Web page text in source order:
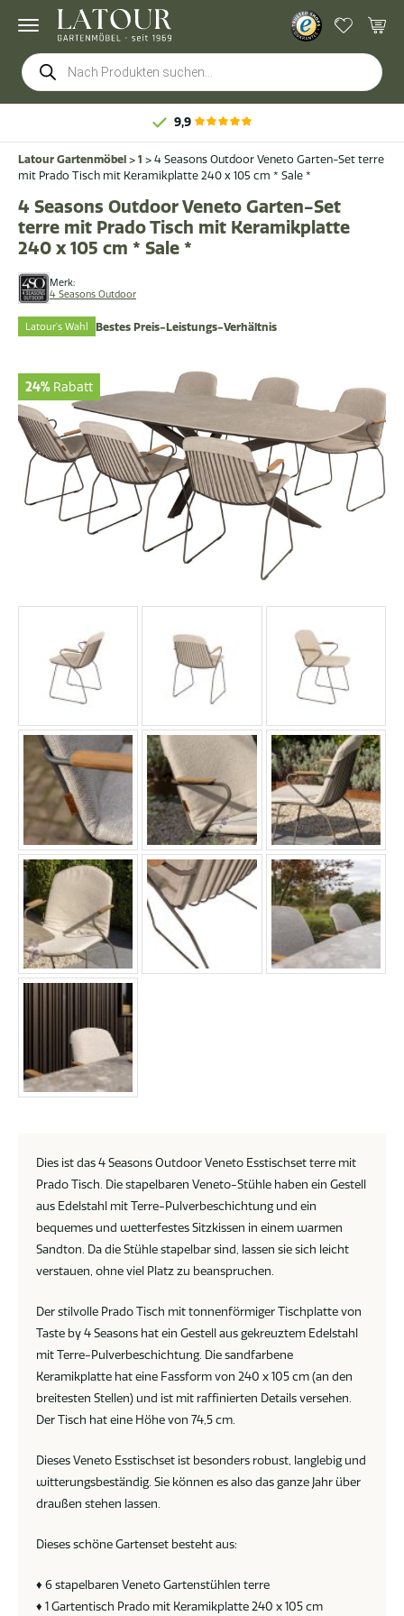
Products
search
9,9
Latour Gartenmöbel > 1 > 4 Seasons Outdoor Veneto Garten-Set terre
mit Prado Tisch mit Keramikplatte 240 x 105 cm * Sale *
Merk:
4 Seasons Outdoor
4 Seasons Outdoor Veneto Garten-Set
terre mit Prado Tisch mit Keramikplatte
240 x 105 cm * Sale *
Latour's Wahl Bestes Preis-Leistungs-Verhältnis
24% Rabatt
Dies ist das 4 Seasons Outdoor Veneto Esstischset terre mit
Prado Tisch. Die stapelbaren Veneto-Stühle haben ein Gestell
aus Edelstahl mit Terre-Pulverbeschichtung und ein
bequemes und wetterfestes Sitzkissen in einem warmen
Sandton. Da die Stühle stapelbar sind, lassen sie sich leicht
verstauen, ohne viel Platz zu beanspruchen.
Der stilvolle Prado Tisch mit tonnenförmiger Tischplatte von
Taste by 4 Seasons hat ein Gestell aus gekreuztem Edelstahl
mit Terre-Pulverbeschichtung. Die sandfarbene
Keramikplatte hat eine Fassform von 240 x 105 cm (an den
breitesten Stellen) und ist mit raffinierten Details versehen.
Der Tisch hat eine Höhe von 74,5 cm.
Dieses Veneto Esstischset ist besonders robust, langlebig und
witterungsbeständig. Sie können es also das ganze Jahr über
draußen stehen lassen.
Dieses schöne Gartenset besteht aus:
♦ 6 stapelbaren Veneto Gartenstühlen terre
♦ 1 Gartentisch Prado mit Keramikplatte 240 x 105 cm